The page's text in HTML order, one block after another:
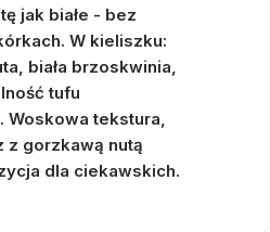
jak białe - bez
W kieliszku:
biała brzoskwinia,
tufu
Woskowa tekstura,
z gorzkawą nutą
dla ciekawskich.